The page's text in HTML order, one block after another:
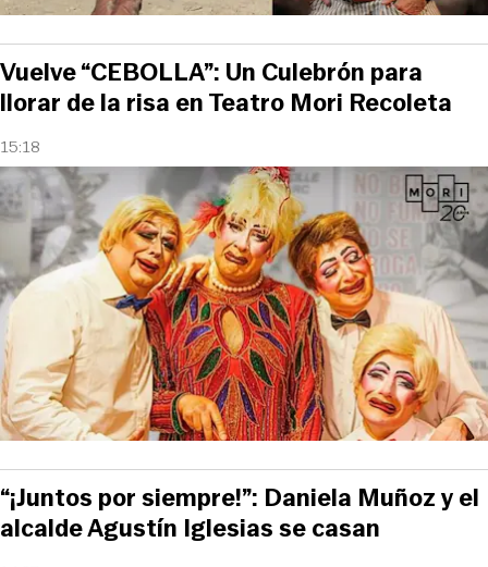
15:18
Vuelve “CEBOLLA”: Un Culebrón para
llorar de la risa en Teatro Mori Recoleta
“¡Juntos por siempre!”: Daniela Muñoz y el
alcalde Agustín Iglesias se casan